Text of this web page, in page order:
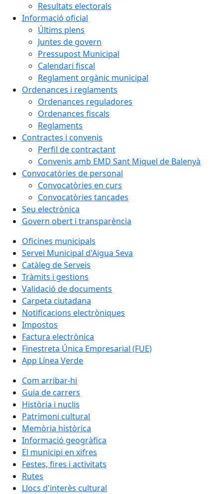
Resultats electorals
Informació oficial
Últims plens
Juntes de govern
Pressupost Municipal
Calendari fiscal
Reglament orgànic municipal
Ordenances i reglaments
Ordenances reguladores
Ordenances fiscals
Reglaments
Contractes i convenis
Perfil de contractant
Convenis amb EMD Sant Miquel de Balenyà
Convocatòries de personal
Convocatòries en curs
Convocatòries tancades
Seu electrònica
Govern obert i transparència
Oficines municipals
Servei Municipal d'Aigua Seva
Catàleg de Serveis
Tràmits i gestions
Validació de documents
Carpeta ciutadana
Notificacions electròniques
Impostos
Factura electrònica
Finestreta Única Empresarial (FUE)
App Línea Verde
Com arribar-hi
Guia de carrers
Història i nuclis
Patrimoni cultural
Memòria històrica
Informació geogràfica
El municipi en xifres
Festes, fires i activitats
Rutes
Llocs d'interès cultural